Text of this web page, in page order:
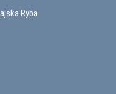
Ryba